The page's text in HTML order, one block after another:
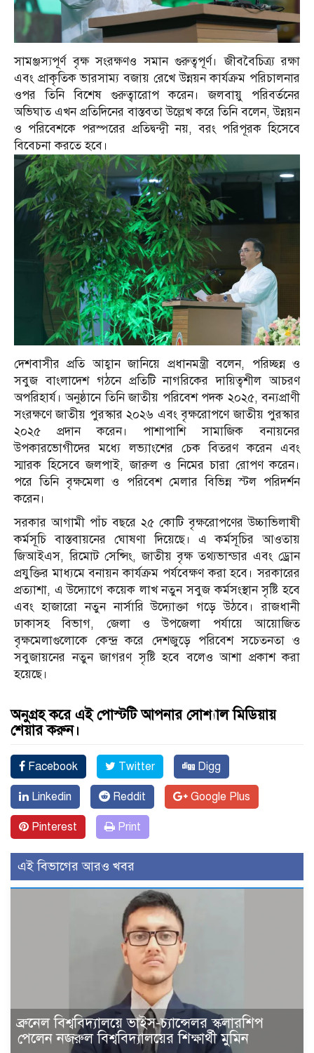
সামঞ্জস্যপূর্ণ বৃক্ষ সংরক্ষণও সমান গুরুত্বপূর্ণ। জীববৈচিত্র্য রক্ষা
এবং প্রাকৃতিক ভারসাম্য বজায় রেখে উন্নয়ন কার্যক্রম পরিচালনার
ওপর তিনি বিশেষ গুরুত্বারোপ করেন। জলবায়ু পরিবর্তনের
অভিঘাত এখন প্রতিদিনের বাস্তবতা উল্লেখ করে তিনি বলেন, উন্নয়ন
ও পরিবেশকে পরস্পরের প্রতিদ্বন্দ্বী নয়, বরং পরিপূরক হিসেবে
বিবেচনা করতে হবে।
দেশবাসীর প্রতি আহ্বান জানিয়ে প্রধানমন্ত্রী বলেন, পরিচ্ছন্ন ও
সবুজ বাংলাদেশ গঠনে প্রতিটি নাগরিকের দায়িত্বশীল আচরণ
অপরিহার্য। অনুষ্ঠানে তিনি জাতীয় পরিবেশ পদক ২০২৫, বন্যপ্রাণী
সংরক্ষণে জাতীয় পুরস্কার ২০২৬ এবং বৃক্ষরোপণে জাতীয় পুরস্কার
২০২৫ প্রদান করেন। পাশাপাশি সামাজিক বনায়নের
উপকারভোগীদের মধ্যে লভ্যাংশের চেক বিতরণ করেন এবং
স্মারক হিসেবে জলপাই, জারুল ও নিমের চারা রোপণ করেন।
পরে তিনি বৃক্ষমেলা ও পরিবেশ মেলার বিভিন্ন স্টল পরিদর্শন
করেন।
সরকার আগামী পাঁচ বছরে ২৫ কোটি বৃক্ষরোপণের উচ্চাভিলাষী
কর্মসূচি বাস্তবায়নের ঘোষণা দিয়েছে। এ কর্মসূচির আওতায়
জিআইএস, রিমোট সেন্সিং, জাতীয় বৃক্ষ তথ্যভান্ডার এবং ড্রোন
প্রযুক্তির মাধ্যমে বনায়ন কার্যক্রম পর্যবেক্ষণ করা হবে। সরকারের
প্রত্যাশা, এ উদ্যোগে কয়েক লাখ নতুন সবুজ কর্মসংস্থান সৃষ্টি হবে
এবং হাজারো নতুন নার্সারি উদ্যোক্তা গড়ে উঠবে। রাজধানী
ঢাকাসহ বিভাগ, জেলা ও উপজেলা পর্যায়ে আয়োজিত
বৃক্ষমেলাগুলোকে কেন্দ্র করে দেশজুড়ে পরিবেশ সচেতনতা ও
সবুজায়নের নতুন জাগরণ সৃষ্টি হবে বলেও আশা প্রকাশ করা
হয়েছে।
অনুগ্রহ করে এই পোস্টটি আপনার সোশ্যাল মিডিয়ায়
শেয়ার করুন।
Facebook Twitter Digg
Linkedin Reddit Google Plus
Pinterest Print
এই বিভাগের আরও খবর
ব্রুনেল বিশ্ববিদ্যালয়ে ভাইস-চ্যান্সেলর স্কলারশিপ
পেলেন নজরুল বিশ্ববিদ্যালয়ের শিক্ষার্থী মুমিন